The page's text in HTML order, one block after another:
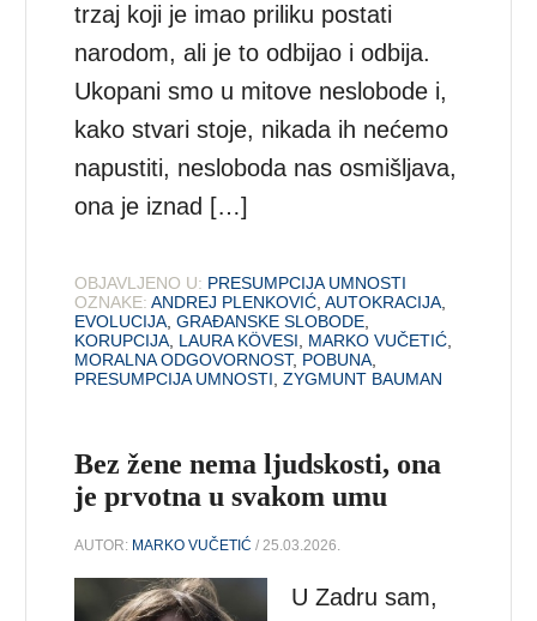
trzaj koji je imao priliku postati
narodom, ali je to odbijao i odbija.
Ukopani smo u mitove neslobode i,
kako stvari stoje, nikada ih nećemo
napustiti, nesloboda nas osmišljava,
ona je iznad […]
OBJAVLJENO U: PRESUMPCIJA UMNOSTI
OZNAKE: ANDREJ PLENKOVIĆ,AUTOKRACIJA,
EVOLUCIJA,GRAĐANSKE SLOBODE,
KORUPCIJA, LAURA KÖVESI, MARKO VUČETIĆ,
MORALNA ODGOVORNOST, POBUNA,
PRESUMPCIJA UMNOSTI,ZYGMUNT BAUMAN
Bez žene nema ljudskosti, ona
je prvotna u svakom umu
AUTOR: MARKO VUČETIĆ / 25.03.2026.
U Zadru sam,